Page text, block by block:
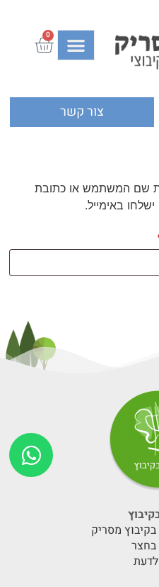
0
צור קשר
שם המשתמש או כתובת
באימייל.
מסריק
בחצר